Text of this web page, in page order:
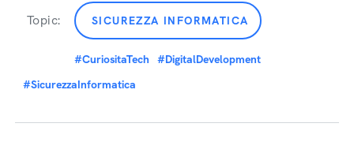
Topic: SICUREZZA INFORMATICA
#CuriositaTech
#DigitalDevelopment
#SicurezzaInformatica